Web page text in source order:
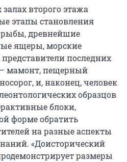
второго этажа
этапы становления
древнейшие
ящеры, морские
последних
мамонт, пещерный
и, наконец, человек
образцов
блоки,
форме обратить
на разные аспекты
«Доисторический
размеры